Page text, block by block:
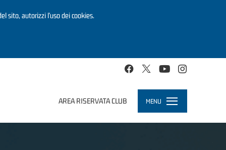
sito, autorizzi l’uso dei cookies.
AREA RISERVATA CLUB MENU
Toggle
navigation